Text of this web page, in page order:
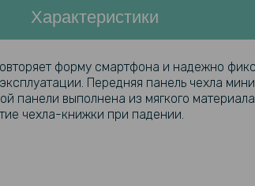
Характеристики
форму смартфона и надежно
Передняя панель чехла
панели выполнена из мягкого
чехла-книжки при падении.